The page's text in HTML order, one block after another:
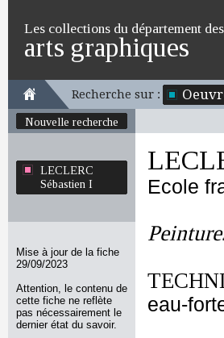
Les collections du département des
arts graphiques
Recherche sur :
Nouvelle recherche
LECLERC
Sébastien I
Mise à jour de la fiche
29/09/2023
Attention, le contenu de
cette fiche ne reflète
pas nécessairement le
dernier état du savoir.
Ecole
eau-